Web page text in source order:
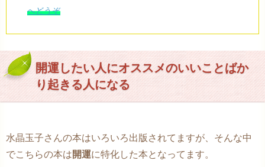
へどうぞ
開運したい人にオススメのいいことばか
り起きる人になる
水晶玉子さんの本はいろいろ出版されてますが、そんな中
でこちらの本は開運に特化した本となってます。